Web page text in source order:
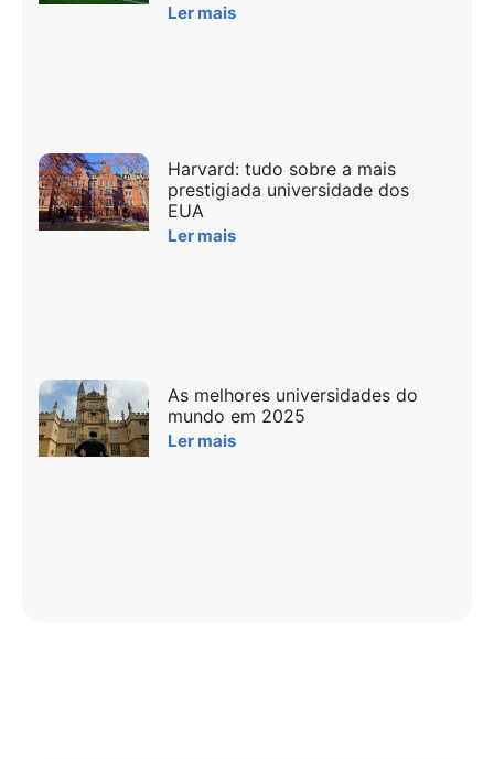
Ler mais
Harvard: tudo sobre a mais
prestigiada universidade dos
EUA
Ler mais
As melhores universidades do
mundo em 2025
Ler mais